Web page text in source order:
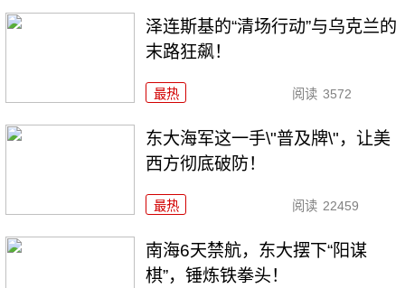
泽连斯基的“清场行动”与乌克兰的
末路狂飙！
最热 阅读 3572
东大海军这一手\"普及牌\"，让美
西方彻底破防！
最热 阅读 22459
南海6天禁航，东大摆下“阳谋
棋”，锤炼铁拳头！